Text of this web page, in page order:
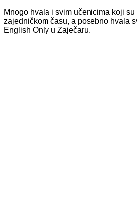
Mnogo hvala i svim učenicima koji su
zajedničkom času, a posebno hvala
English Only u Zaječaru.